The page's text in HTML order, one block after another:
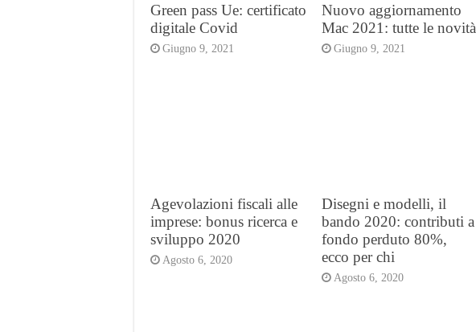
Green pass Ue: certificato
digitale Covid
Giugno 9, 2021
Nuovo aggiornamento
Mac 2021: tutte le novità
Giugno 9, 2021
Agevolazioni fiscali alle
imprese: bonus ricerca e
sviluppo 2020
Agosto 6, 2020
Disegni e modelli, il
bando 2020: contributi a
fondo perduto 80%,
ecco per chi
Agosto 6, 2020